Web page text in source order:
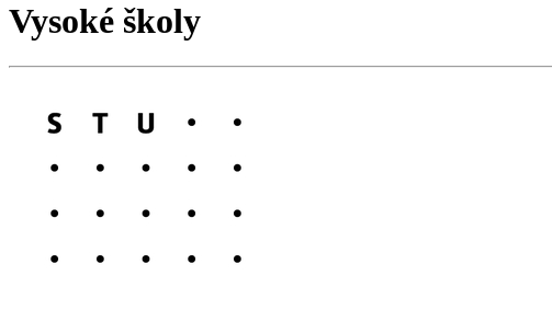
Vysoké školy